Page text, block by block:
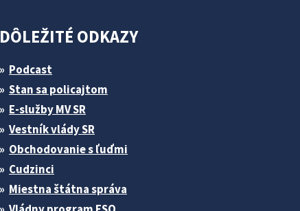
DÔLEŽITÉ ODKAZY
Podcast
Stan sa policajtom
E-služby MV SR
Vestník vlády SR
Obchodovanie s ľuďmi
Cudzinci
Miestna štátna správa